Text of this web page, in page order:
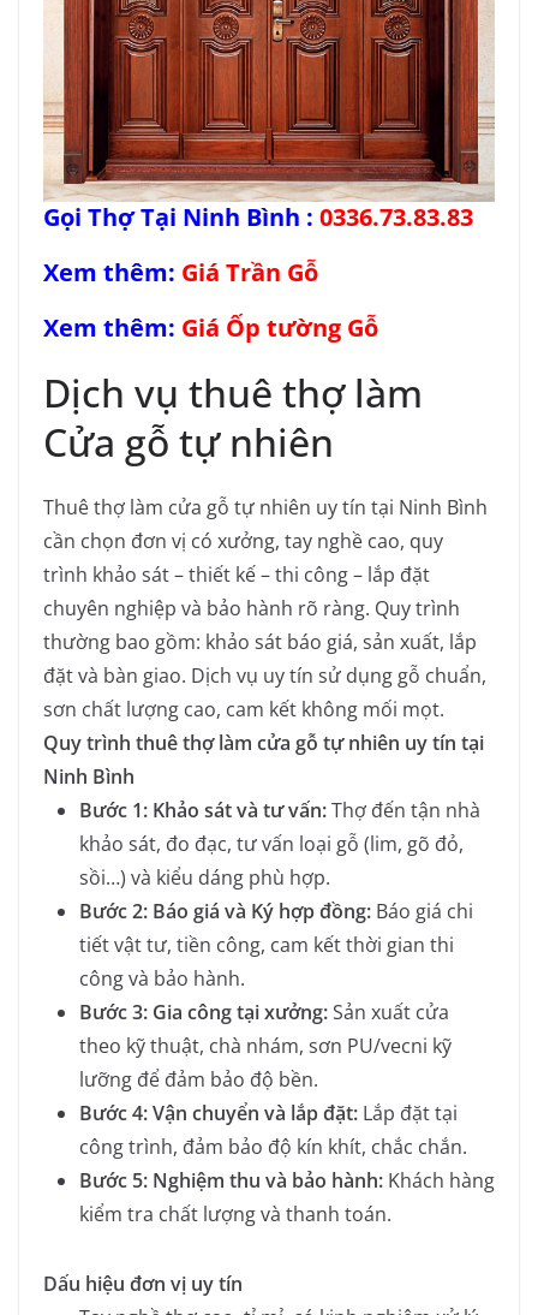
Gọi Thợ Tại Ninh Bình : 0336.73.83.83
Xem thêm: Giá Trần Gỗ
Xem thêm: Giá Ốp tường Gỗ
Dịch vụ thuê thợ làm
Cửa gỗ tự nhiên
Thuê thợ làm cửa gỗ tự nhiên uy tín tại Ninh Bình
cần chọn đơn vị có xưởng, tay nghề cao, quy
trình khảo sát – thiết kế – thi công – lắp đặt
chuyên nghiệp và bảo hành rõ ràng. Quy trình
thường bao gồm: khảo sát báo giá, sản xuất, lắp
đặt và bàn giao. Dịch vụ uy tín sử dụng gỗ chuẩn,
sơn chất lượng cao, cam kết không mối mọt.
Quy trình thuê thợ làm cửa gỗ tự nhiên uy tín tại
Ninh Bình
Bước 1: Khảo sát và tư vấn:Thợ đến tận nhà
khảo sát, đo đạc, tư vấn loại gỗ (lim, gõ đỏ,
sồi…) và kiểu dáng phù hợp.
Bước 2: Báo giá và Ký hợp đồng: Báo giá chi
tiết vật tư, tiền công, cam kết thời gian thi
công và bảo hành.
Bước 3: Gia công tại xưởng:Sản xuất cửa
theo kỹ thuật, chà nhám, sơn PU/vecni kỹ
lưỡng để đảm bảo độ bền.
Bước 4: Vận chuyển và lắp đặt: Lắp đặt tại
công trình, đảm bảo độ kín khít, chắc chắn.
Bước 5: Nghiệm thu và bảo hành: Khách hàng
kiểm tra chất lượng và thanh toán.
Dấu hiệu đơn vị uy tín